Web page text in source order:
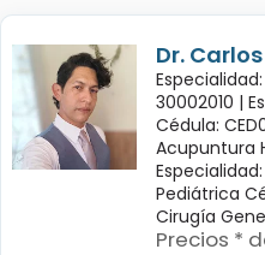
Dr.
30002010 |
Cédula:
Acupuntura
Pediátrica
Cirugía
Precios *